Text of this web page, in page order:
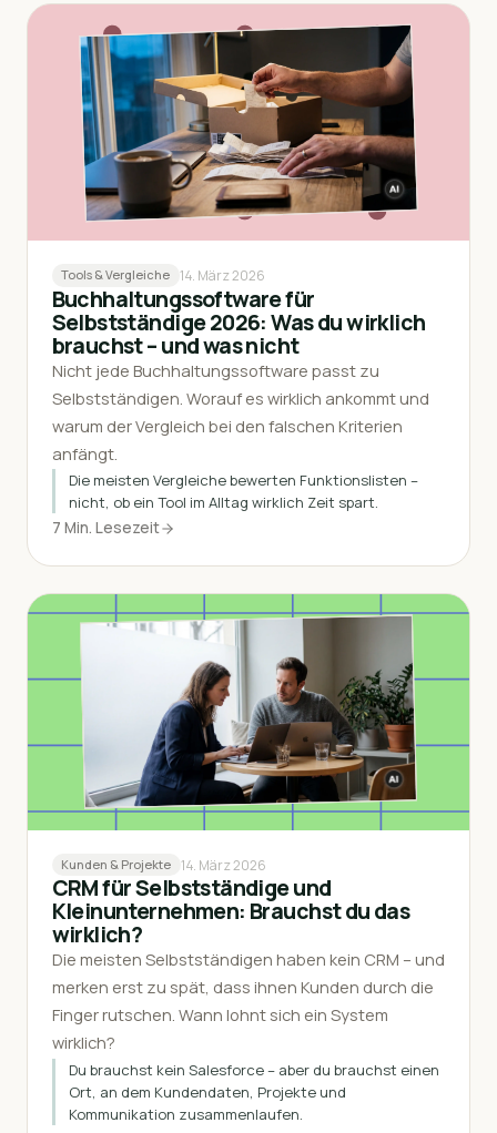
Tools & Vergleiche 14. März 2026
Buchhaltungssoftware für
Selbstständige 2026: Was du wirklich
brauchst – und was nicht
Nicht jede Buchhaltungssoftware passt zu
Selbstständigen. Worauf es wirklich ankommt und
warum der Vergleich bei den falschen Kriterien
anfängt.
Die meisten Vergleiche bewerten Funktionslisten –
nicht, ob ein Tool im Alltag wirklich Zeit spart.
7 Min. Lesezeit
Kunden & Projekte 14. März 2026
CRM für Selbstständige und
Kleinunternehmen: Brauchst du das
wirklich?
Die meisten Selbstständigen haben kein CRM – und
merken erst zu spät, dass ihnen Kunden durch die
Finger rutschen. Wann lohnt sich ein System
wirklich?
Du brauchst kein Salesforce – aber du brauchst einen
Ort, an dem Kundendaten, Projekte und
Kommunikation zusammenlaufen.